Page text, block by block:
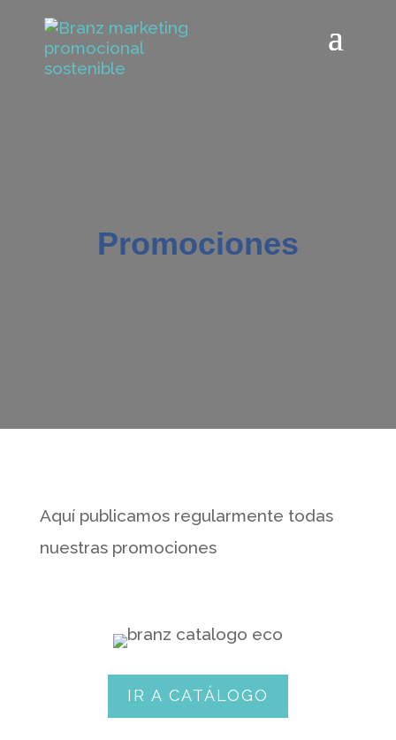
Promociones
Aquí publicamos regularmente todas
nuestras promociones
IR A CATÁLOGO